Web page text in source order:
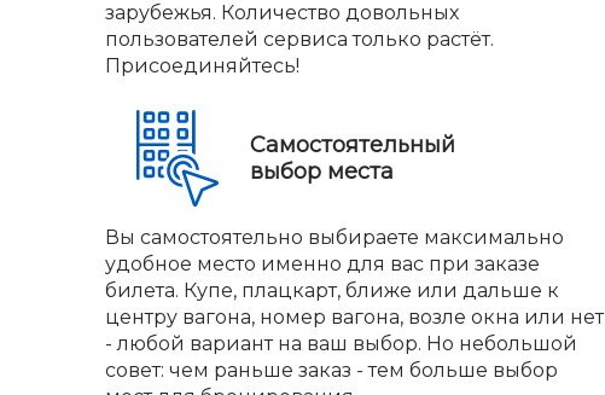
зарубежья. Количество довольных
пользователей сервиса только растёт.
Присоединяйтесь!
Самостоятельный
выбор места
Вы самостоятельно выбираете максимально
удобное место именно для вас при заказе
билета. Купе, плацкарт, ближе или дальше к
центру вагона, номер вагона, возле окна или нет
- любой вариант на ваш выбор. Но небольшой
совет: чем раньше заказ - тем больше выбор